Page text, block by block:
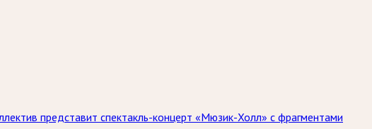
представит спектакль-концерт «Мюзик-Холл» с фрагментами